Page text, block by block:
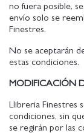
no fuera posible,
envío solo se
Finestres.
No se aceptarán
estas condiciones.
MODIFICACIÓN
Llibreria Finestres
condiciones, sin
se regirán por las